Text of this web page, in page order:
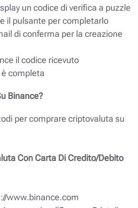
un codice di verifica a puzzle
il pulsante per completarlo
di conferma per la creazione
il codice ricevuto
completa
Binance?
per comprare criptovaluta su
Con Carta Di Credito/Debito
www.binance.com